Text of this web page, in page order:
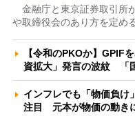
金融庁と東京証券取引所
や取締役会のあり方を定め
【令和のPKOか】GPIF
資拡大」発言の波紋 「
インフレでも「物価負け
注目 元本が物価の動き